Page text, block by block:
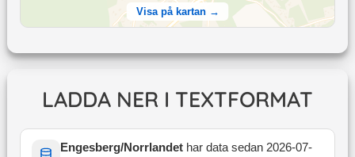
Visa på kartan →
LADDA NER I TEXTFORMAT
Engesberg/Norrlandethar data sedan 2026-07-